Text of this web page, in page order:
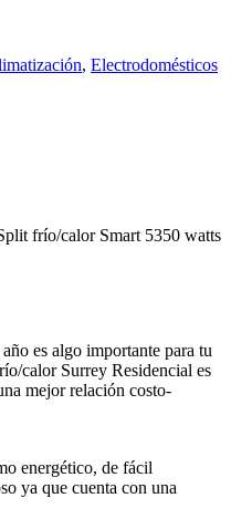
, Electrodomésticos
frío/calor Smart 5350 watts
es algo importante para tu
calor Surrey Residencial es
mejor relación costo-
energético, de fácil
ya que cuenta con una